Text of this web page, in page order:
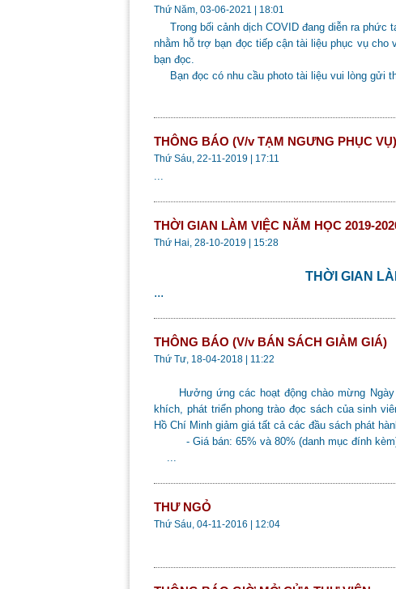
Thứ Năm, 03-06-2021 | 18:01
Trong bối cảnh dịch COVID đang diễn ra
nhằm hỗ trợ bạn đọc tiếp cận tài liệu phục vụ
bạn đọc.
Bạn đọc có nhu cầu photo tài liệu vui lòng gửi
THÔNG BÁO (V/v TẠM NGƯNG PHỤC VỤ)
Thứ Sáu, 22-11-2019 | 17:11
...
THỜI GIAN LÀM VIỆC NĂM HỌC 2019-
Thứ Hai, 28-10-2019 | 15:28
THỜI GIAN
...
THÔNG BÁO (V/v BÁN SÁCH GIẢM GIÁ)
Thứ Tư, 18-04-2018 | 11:22
Hưởng ứng các hoạt động chào mừng Ngày
khích, phát triển phong trào đọc sách của sinh
Hồ Chí Minh giảm giá tất cả các đầu sách phát
- Giá bán: 65% và 80% (danh mục đính
...
THƯ NGỎ
Thứ Sáu, 04-11-2016 | 12:04